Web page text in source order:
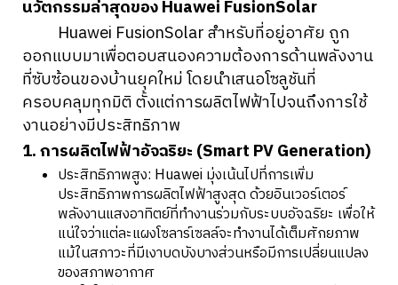
นวัตกรรมล่าสุดของ Huawei FusionSolar
Huawei FusionSolar สำหรับที่อยู่อาศัย ถูก
ออกแบบมาเพื่อตอบสนองความต้องการด้านพลังงาน
ที่ซับซ้อนของบ้านยุคใหม่ โดยนำเสนอโซลูชันที่
ครอบคลุมทุกมิติ ตั้งแต่การผลิตไฟฟ้าไปจนถึงการใช้
งานอย่างมีประสิทธิภาพ
1. การผลิตไฟฟ้าอัจฉริยะ (Smart PV Generation)
ประสิทธิภาพสูง: Huawei มุ่งเน้นไปที่การเพิ่ม
ประสิทธิภาพการผลิตไฟฟ้าสูงสุด ด้วยอินเวอร์เตอร์
พลังงานแสงอาทิตย์ที่ทำงานร่วมกับระบบอัจฉริยะ เพื่อให้
แน่ใจว่าแต่ละแผงโซลาร์เซลล์จะทำงานได้เต็มศักยภาพ
แม้ในสภาวะที่มีเงาบดบังบางส่วนหรือมีการเปลี่ยนแปลง
ของสภาพอากาศ